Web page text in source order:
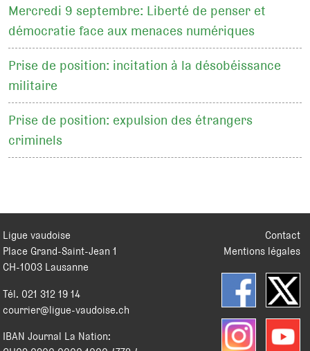
Mercredi 9 septembre: Liberté de penser et
démocratie face aux menaces numériques
Prise de position: incitation à la désobéissance
militaire
Prise de position: expulsion des étrangers
criminels
Contact
Mentions légales
Ligue vaudoise
Place Grand-Saint-Jean 1
CH-1003 Lausanne
Tél. 021 312 19 14
courrier@ligue-vaudoise.ch
IBAN Journal La Nation: